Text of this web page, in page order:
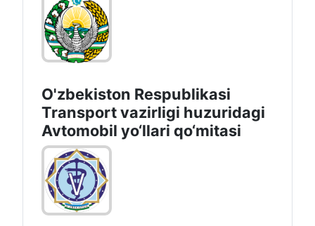
O'zbekiston Respublikasi
Transport vazirligi huzuridagi
Avtomobil yo‘llari qo‘mitasi